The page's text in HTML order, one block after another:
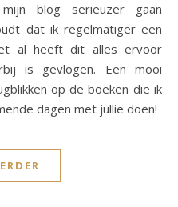
blog serieuzer gaan
dat ik regelmatiger een
al heeft dit alles ervoor
is gevlogen. Een mooi
op de boeken die ik
dagen met jullie doen!